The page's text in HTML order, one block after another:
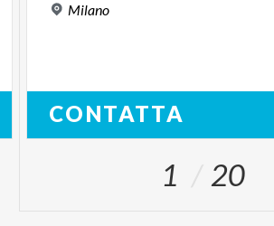
Milano
CONTATTA
1 20